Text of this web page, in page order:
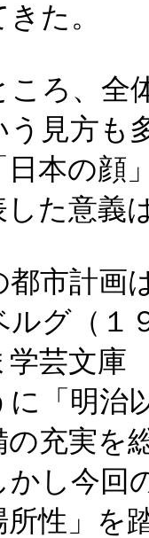
た。
ころ、全
見方も
日本の顔
た意義
都市計画
ルグ（
学芸文
「明治
の充実を
かし今回
所性」を